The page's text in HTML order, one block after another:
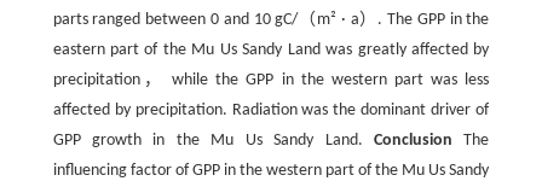
parts ranged between 0 and 10 gC/（m² · a）. The GPP in the
eastern part of the Mu Us Sandy Land was greatly affected by
precipitation， while the GPP in the western part was less
affected by precipitation. Radiation was the dominant driver of
GPP growth in the Mu Us Sandy Land. Conclusion The
influencing factor of GPP in the western part of the Mu Us Sandy